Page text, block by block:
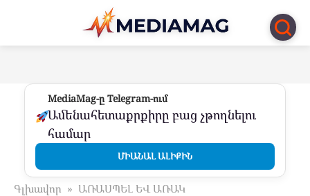
Перейти
контенту
MediaMag-ը Telegram-ում
Ամենահետաքրքիրը բաց չթողնելու
համար
ՄԻԱՆԱԼ ԱԼԻՔԻՆ
Գլխավոր » ԱՌԱՍՊԵԼ ԵՎ ԱՌԱԿ